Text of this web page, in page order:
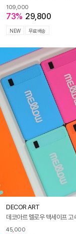
109,000
73% 29,800
NEW 무료배송
DECOR ART
45,000